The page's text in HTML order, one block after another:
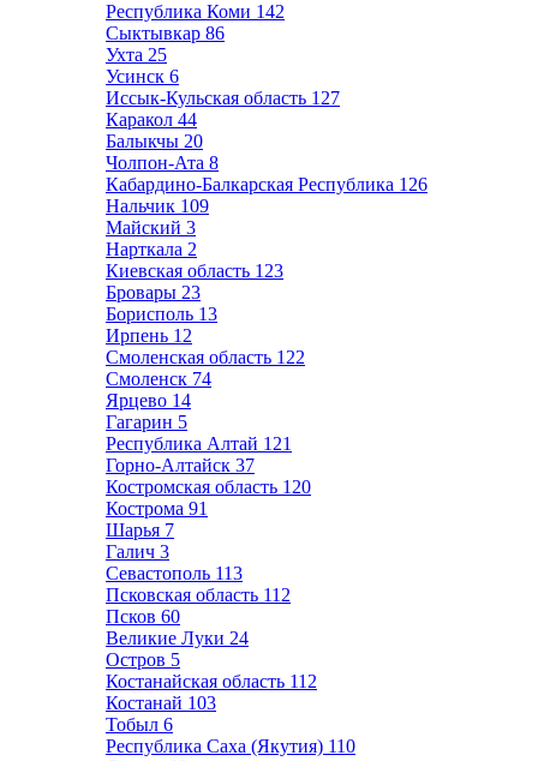
Республика Коми 142
Сыктывкар 86
Ухта 25
Усинск 6
Иссык-Кульская область 127
Каракол 44
Балыкчы 20
Чолпон-Ата 8
Кабардино-Балкарская Республика 126
Нальчик 109
Майский 3
Нарткала 2
Киевская область 123
Бровары 23
Борисполь 13
Ирпень 12
Смоленская область 122
Смоленск 74
Ярцево 14
Гагарин 5
Республика Алтай 121
Горно-Алтайск 37
Костромская область 120
Кострома 91
Шарья 7
Галич 3
Севастополь 113
Псковская область 112
Псков 60
Великие Луки 24
Остров 5
Костанайская область 112
Костанай 103
Тобыл 6
Республика Саха (Якутия) 110